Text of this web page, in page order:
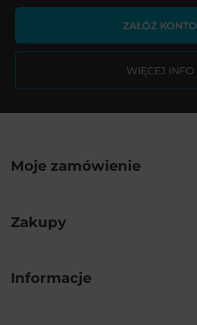
ZAŁÓŻ KONTO
WIĘCEJ INFO
Moje zamówienie
Zakupy
Informacje